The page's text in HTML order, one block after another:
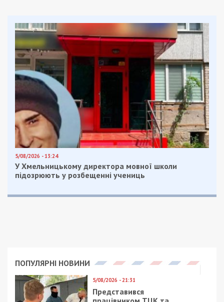
49000.com.uaрегулярно пишет о днепрянах с
инвалидностью, которые отличаются активной
жизненной позицией. Например,Софис Грубова,
спортсменка, психолог и активистка, совсем
надавно тестировала на доступность
Днепропетровский исторический музей.